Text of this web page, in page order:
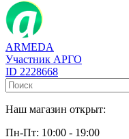
ARMEDA
Участник АРГО
ID 2228668
Наш магазин открыт:
Пн-Пт: 10:00 - 19:00